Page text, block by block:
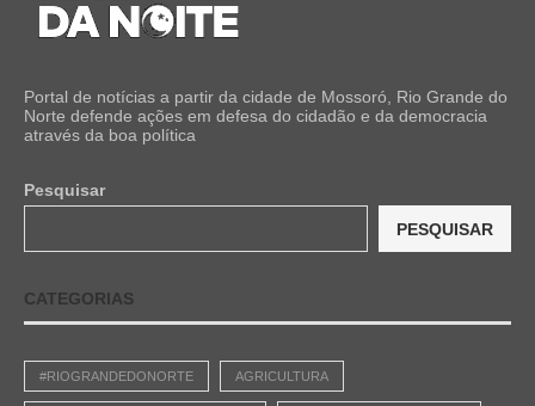
Portal de notícias a partir da cidade de Mossoró, Rio Grande do
Norte defende ações em defesa do cidadão e da democracia
através da boa política
Pesquisar
PESQUISAR
CATEGORIAS
#RIOGRANDEDONORTE AGRICULTURA